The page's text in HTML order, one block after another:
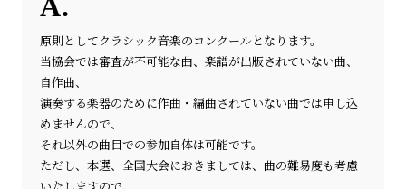
原則としてクラシック音楽のコンクールとなります。
当協会では審査が不可能な曲、楽譜が出版されていない曲、
自作曲、
演奏する楽器のために作曲・編曲されていない曲では申し込
めませんので、
それ以外の曲目での参加自体は可能です。
ただし、本選、全国大会におきましては、曲の難易度も考慮